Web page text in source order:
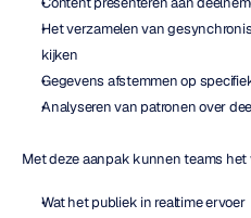
Het verzamelen van
kijken
Gegevens afstemmen op
Analyseren van patronen over
Met deze aanpak kunnen teams
Wat het publiek in realtime ervoer